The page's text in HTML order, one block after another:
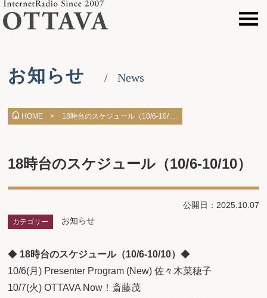
お知らせ News
HOME > 18時台のスケジュール（10/6-10/ …
18時台のスケジュール（10/6-10/10）
公開日：2025.10.07
カテゴリー お知らせ
◆ 18時台のスケジュール（10/6-10/10）◆
10/6(月) Presenter Program (New) 佐々木菜穂子
10/7(火) OTTAVA Now！斎藤茂